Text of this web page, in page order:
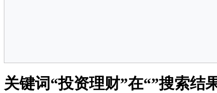
关键词“投资理财”在“”搜索结